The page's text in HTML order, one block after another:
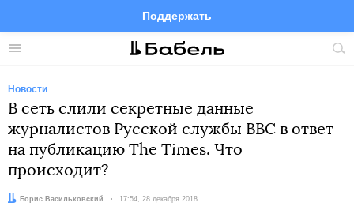
Меню
Поддержать
FacebookTelegramTwitter
Новости
В сеть слили секретные данные
журналистов Русской службы BBC в ответ
на публикацию The Times. Что
происходит?
Автор:Борис Васильковский Дата:
17:54, 28 декабря 2018